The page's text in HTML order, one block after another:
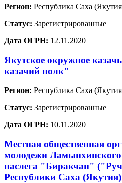
Регион: Республика Саха
Статус: Зарегистрированные
Дата ОГРН: 12.11.2020
Якутское окружное
казачий полк"
Регион: Республика Саха
Статус: Зарегистрированные
Дата ОГРН: 10.11.2020
Местная общественная
молодежи
наслега "Биракчан"
Республики Саха (Якутия)